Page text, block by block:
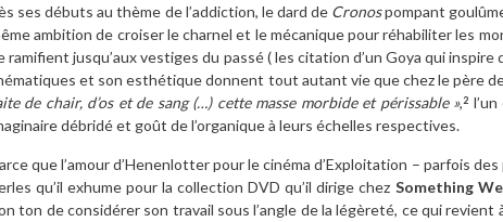
ses débuts au thème de l’addiction, le dard deCronospompant
ambition de croiser le charnel et le mécanique pour réhabiliter les
ramifient jusqu’aux vestiges du passé ( les citation d’un Goya qui
et son esthétique donnent tout autant vie que chez le père
de chair, d’os et de sang (…) cette masse morbide et périssable »,2
débridé et goût de l’organique à leurs échelles respectives.
que l’amour d’Henenlotter pour le cinéma d’Exploitation – parfois
qu’il exhume pour la collection DVD qu’il dirige chez Something
ton de considérer son travail sous l’angle de la légèreté, ce qui